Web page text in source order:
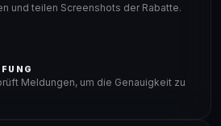
und teilen Screenshots der Rabatte.
Meldungen, um die Genauigkeit zu